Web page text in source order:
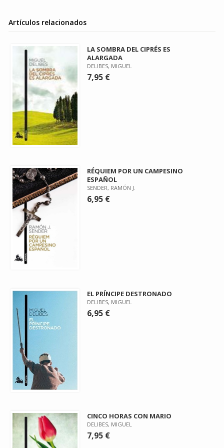
Artículos relacionados
LA SOMBRA DEL CIPRÉS ES
ALARGADA
DELIBES, MIGUEL
7,95 €
RÉQUIEM POR UN CAMPESINO
ESPAÑOL
SENDER, RAMÓN J.
6,95 €
EL PRÍNCIPE DESTRONADO
DELIBES, MIGUEL
6,95 €
CINCO HORAS CON MARIO
DELIBES, MIGUEL
7,95 €